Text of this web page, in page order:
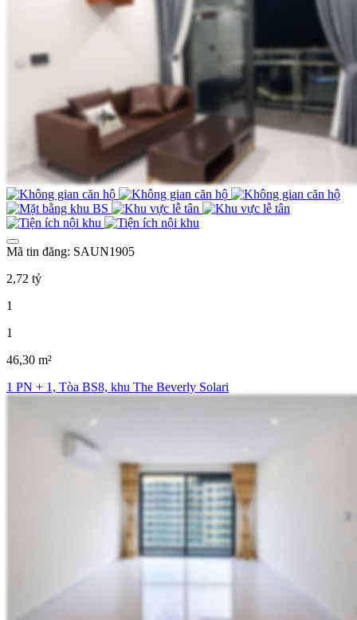
Mã tin đăng: SAUN1905
2,72 tỷ
1
1
46,30 m²
1 PN + 1, Tòa BS8, khu The Beverly Solari